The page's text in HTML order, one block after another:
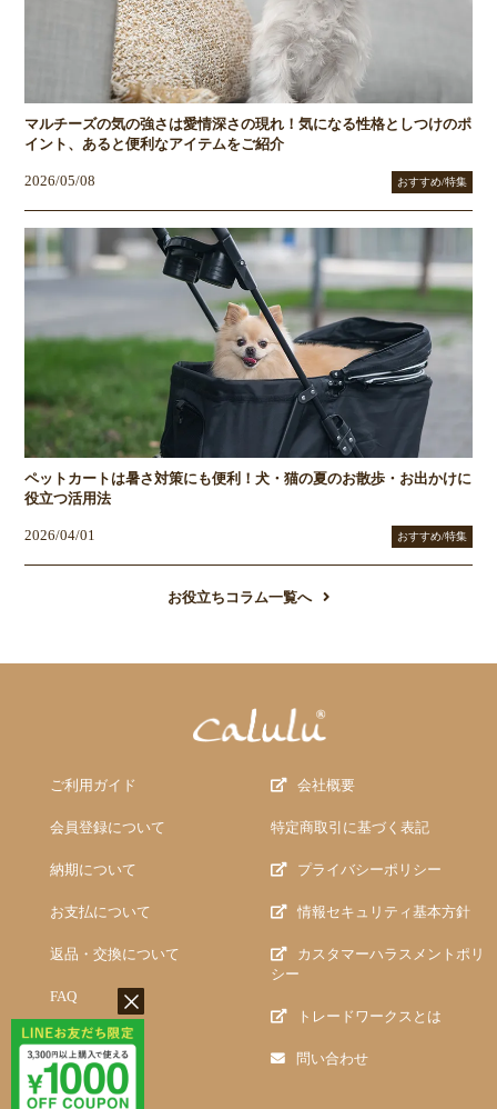
マルチーズの気の強さは愛情深さの現れ！気になる性格としつけのポ
イント、あると便利なアイテムをご紹介
2026/05/08 おすすめ/特集
ペットカートは暑さ対策にも便利！犬・猫の夏のお散歩・お出かけに
役立つ活用法
2026/04/01 おすすめ/特集
お役立ちコラム一覧へ
ご利用ガイド
会員登録について
納期について
お支払について
返品・交換について
FAQ
会社概要
特定商取引に基づく表記
プライバシーポリシー
情報セキュリティ基本方針
カスタマーハラスメントポリ
シー
トレードワークスとは
問い合わせ